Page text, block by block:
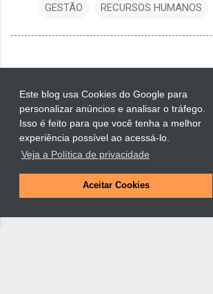
Este blog usa Cookies do Google para
personalizar anúncios e analisar o tráfego.
Isso é feito para que você tenha a melhor
experiência possível ao acessá-lo.
Veja a Política de privacidade
Aceitar Cookies
GESTÃO RECURSOS HUMANOS
Tecnologia do Blogger
Luciano Muchiotti